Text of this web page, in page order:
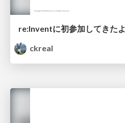
re:Inventに初参加してきたよ
ckreal